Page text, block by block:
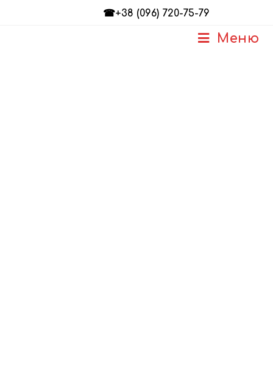
☎+38 (096) 720-75-79
Меню